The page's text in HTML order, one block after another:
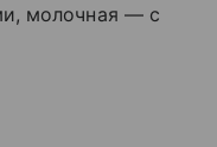
молочная — с